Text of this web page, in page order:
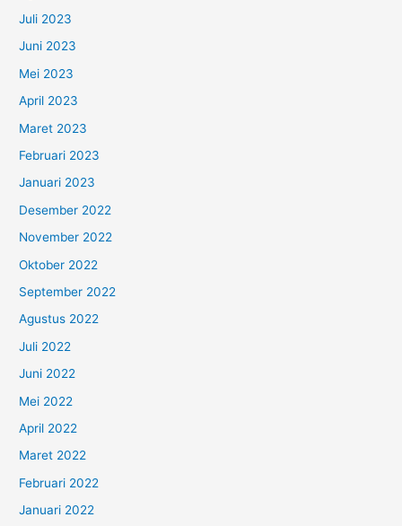
Juli 2023
Juni 2023
Mei 2023
April 2023
Maret 2023
Februari 2023
Januari 2023
Desember 2022
November 2022
Oktober 2022
September 2022
Agustus 2022
Juli 2022
Juni 2022
Mei 2022
April 2022
Maret 2022
Februari 2022
Januari 2022